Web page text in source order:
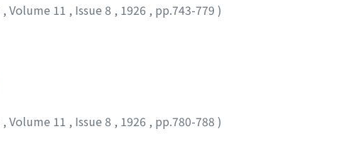
, Volume 11 , Issue 8 , 1926 , pp.743-779 )
, Volume 11 , Issue 8 , 1926 , pp.780-788 )